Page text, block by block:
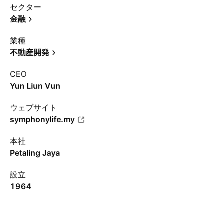
セクター
金融
業種
不動産開発
CEO
Yun Liun Vun
ウェブサイト
symphonylife.my
本社
Petaling Jaya
設立
1964